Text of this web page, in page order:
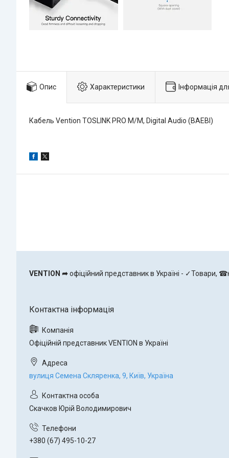
Опис Характеристики Інформація
Кабель Vention TOSLINK PRO M/M, Digital Audio (BAEBI)
VENTION ➦офіційний представник в Україні - ✓Товари,
Офіційній представник VENTION в Україні
вулиця Семена Скляренка, 9, Київ, Україна
Скачков Юрій Володимирович
+380 (67) 495-10-27